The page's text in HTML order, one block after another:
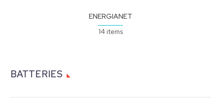
ENERGIANET
14 items
BATTERIES